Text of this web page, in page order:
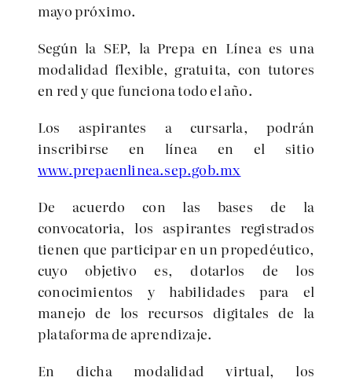
mayo próximo.
Según la SEP, la Prepa en Línea es una
modalidad flexible, gratuita, con tutores
en red y que funciona todo el año.
Los aspirantes a cursarla, podrán
inscribirse en línea en el sitio
www.prepaenlinea.sep.gob.mx
De acuerdo con las bases de la
convocatoria, los aspirantes registrados
tienen que participar en un propedéutico,
cuyo objetivo es, dotarlos de los
conocimientos y habilidades para el
manejo de los recursos digitales de la
plataforma de aprendizaje.
En dicha modalidad virtual, los